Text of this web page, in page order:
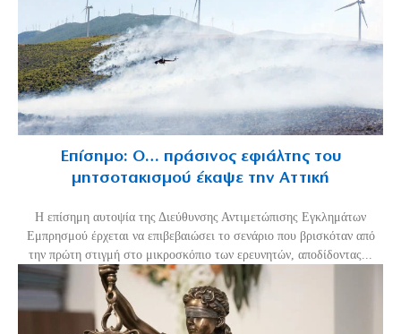
Επίσημο: Ο… πράσινος εφιάλτης του
μητσοτακισμού έκαψε την Αττική
Η επίσημη αυτοψία της Διεύθυνσης Αντιμετώπισης Εγκλημάτων
Εμπρησμού έρχεται να επιβεβαιώσει το σενάριο που βρισκόταν από
την πρώτη στιγμή στο μικροσκόπιο των ερευνητών, αποδίδοντας...